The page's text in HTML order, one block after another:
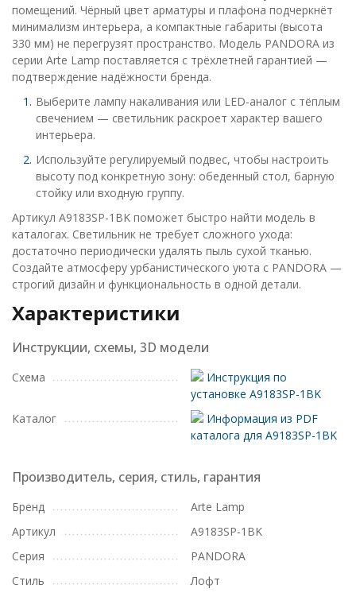
помещений. Чёрный цвет арматуры и плафона подчеркнёт
минимализм интерьера, а компактные габариты (высота
330 мм) не перегрузят пространство. Модель PANDORA из
серии Arte Lamp поставляется с трёхлетней гарантией —
подтверждение надёжности бренда.
Выберите лампу накаливания или LED-аналог с тёплым
свечением — светильник раскроет характер вашего
интерьера.
Используйте регулируемый подвес, чтобы настроить
высоту под конкретную зону: обеденный стол, барную
стойку или входную группу.
Артикул A9183SP-1BK поможет быстро найти модель в
каталогах. Светильник не требует сложного ухода:
достаточно периодически удалять пыль сухой тканью.
Создайте атмосферу урбанистического уюта с PANDORA —
строгий дизайн и функциональность в одной детали.
Характеристики
Инструкции, схемы, 3D модели
Схема
Инструкция по
установке A9183SP-1BK
Каталог
Информация из PDF
каталога для A9183SP-1BK
Производитель, серия, стиль, гарантия
Бренд
Arte Lamp
Артикул
A9183SP-1BK
Серия
PANDORA
Стиль
Лофт